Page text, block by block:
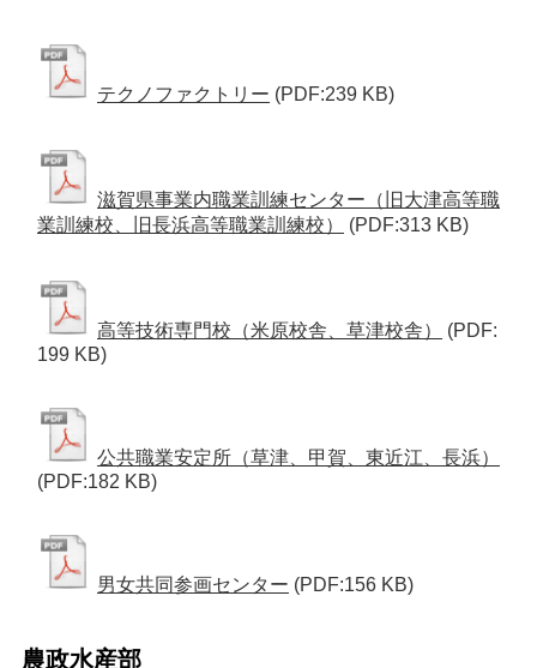
テクノファクトリー (PDF:239 KB)
滋賀県事業内職業訓練センター（旧大津高等職
業訓練校、旧長浜高等職業訓練校）
(PDF:313 KB)
高等技術専門校（米原校舎、草津校舎）
(PDF:
199 KB)
公共職業安定所（草津、甲賀、東近江、長浜）
(PDF:182 KB)
男女共同参画センター (PDF:156 KB)
農政水産部